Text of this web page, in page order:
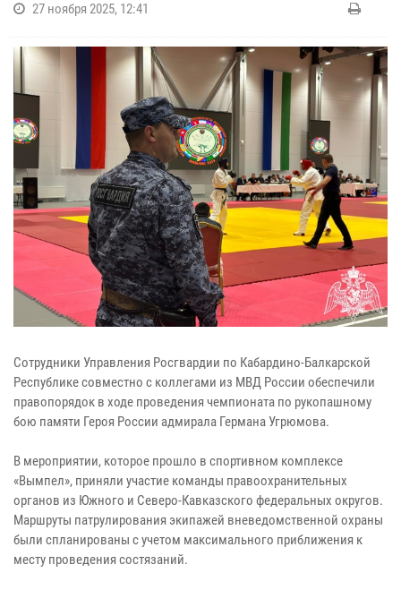
27 ноября 2025, 12:41
Сотрудники Управления Росгвардии по Кабардино-Балкарской
Республике совместно с коллегами из МВД России обеспечили
правопорядок в ходе проведения чемпионата по рукопашному
бою памяти Героя России адмирала Германа Угрюмова.
В мероприятии, которое прошло в спортивном комплексе
«Вымпел», приняли участие команды правоохранительных
органов из Южного и Северо-Кавказского федеральных округов.
Маршруты патрулирования экипажей вневедомственной охраны
были спланированы с учетом максимального приближения к
месту проведения состязаний.